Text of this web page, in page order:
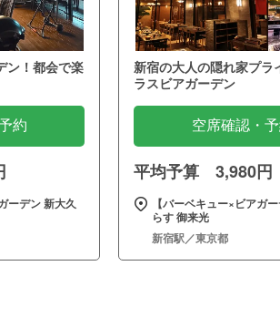
ン！都会で楽
約
ーデン 新大久
新宿の大人の隠れ家プラ
ラスビアガーデン
空席確認・
平均予算 3,980円
【バーベキュー×ビアガ
らす 御来光
新宿駅／東京都